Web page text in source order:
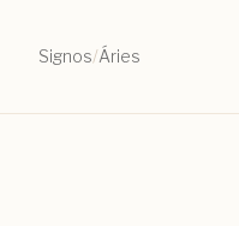
Signos/Áries